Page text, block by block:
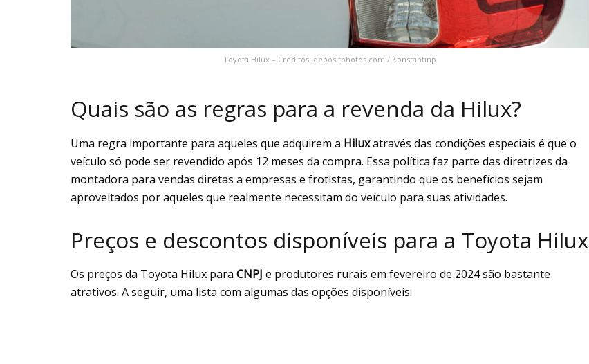
Toyota Hilux – Créditos: depositphotos.com / Konstantinp
Quais são as regras para a revenda da Hilux?
Uma regra importante para aqueles que adquirem a Hiluxatravés das condições especiais é que o
veículo só pode ser revendido após 12 meses da compra. Essa política faz parte das diretrizes da
montadora para vendas diretas a empresas e frotistas, garantindo que os benefícios sejam
aproveitados por aqueles que realmente necessitam do veículo para suas atividades.
Preços e descontos disponíveis para a Toyota Hilux
Os preços da Toyota Hilux para CNPJ e produtores rurais em fevereiro de 2024 são bastante
atrativos. A seguir, uma lista com algumas das opções disponíveis: